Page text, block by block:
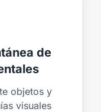
de
objetos y
visuales